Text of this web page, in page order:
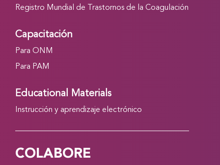
Registro Mundial de Trastornos de la Coagulación
Capacitación
Para ONM
Para PAM
Educational Materials
Instrucción y aprendizaje electrónico
COLABORE